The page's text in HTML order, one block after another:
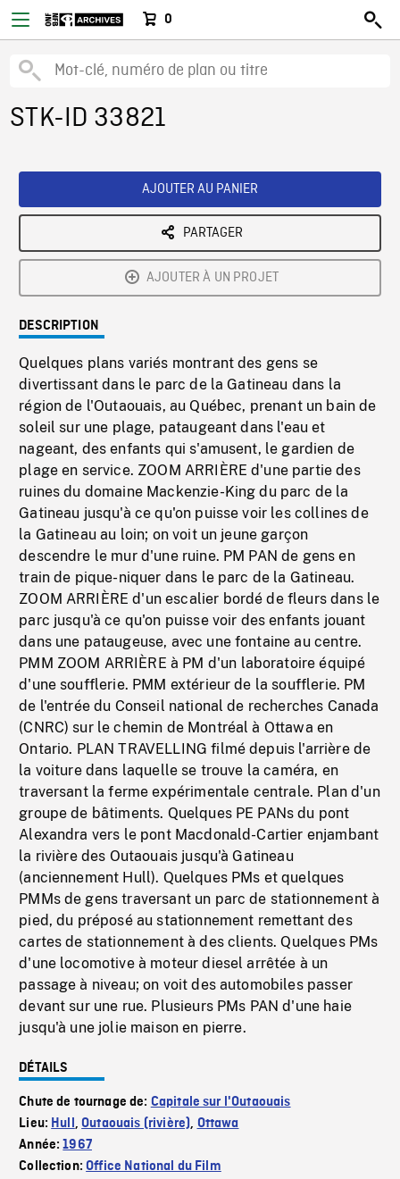
0
STK-ID 33821
AJOUTER AU PANIER
PARTAGER
AJOUTER À UN PROJET
DESCRIPTION
Quelques plans variés montrant des gens se
divertissant dans le parc de la Gatineau dans la
région de l'Outaouais, au Québec, prenant un bain de
soleil sur une plage, pataugeant dans l'eau et
nageant, des enfants qui s'amusent, le gardien de
plage en service. ZOOM ARRIÈRE d'une partie des
ruines du domaine Mackenzie-King du parc de la
Gatineau jusqu'à ce qu'on puisse voir les collines de
la Gatineau au loin; on voit un jeune garçon
descendre le mur d'une ruine. PM PAN de gens en
train de pique-niquer dans le parc de la Gatineau.
ZOOM ARRIÈRE d'un escalier bordé de fleurs dans le
parc jusqu'à ce qu'on puisse voir des enfants jouant
dans une pataugeuse, avec une fontaine au centre.
PMM ZOOM ARRIÈRE à PM d'un laboratoire équipé
d'une soufflerie. PMM extérieur de la soufflerie. PM
de l'entrée du Conseil national de recherches Canada
(CNRC) sur le chemin de Montréal à Ottawa en
Ontario. PLAN TRAVELLING filmé depuis l'arrière de
la voiture dans laquelle se trouve la caméra, en
traversant la ferme expérimentale centrale. Plan d'un
groupe de bâtiments. Quelques PE PANs du pont
Alexandra vers le pont Macdonald-Cartier enjambant
la rivière des Outaouais jusqu'à Gatineau
(anciennement Hull). Quelques PMs et quelques
PMMs de gens traversant un parc de stationnement à
pied, du préposé au stationnement remettant des
cartes de stationnement à des clients. Quelques PMs
d'une locomotive à moteur diesel arrêtée à un
passage à niveau; on voit des automobiles passer
devant sur une rue. Plusieurs PMs PAN d'une haie
jusqu'à une jolie maison en pierre.
DÉTAILS
Chute de tournage de: Capitale sur l'Outaouais
Lieu: Hull ,Outaouais (rivière), Ottawa
Année:1967
Collection:Office National du Film